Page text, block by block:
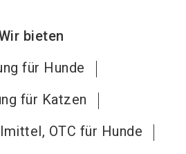
bieten
für Hunde
für Katzen
OTC für Hunde